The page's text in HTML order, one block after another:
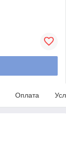
Оплата